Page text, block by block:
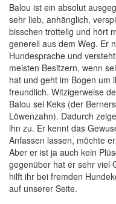
Balou ist ein absolut
sehr lieb, anhänglich,
bisschen trottelig und hört
generell aus dem Weg. Er
Hundesprache und
meisten Besitzern, wenn
hat und geht im Bogen um
freundlich. Witzigerweise
Balou sei Keks (der
Löwenzahn). Dadurch
ihn zu. Er kennt das
Anfassen lassen, möchte
Aber er ist ja auch kein
gegenüber hat er sehr viel
hilft ihr bei fremden
auf unserer Seite.